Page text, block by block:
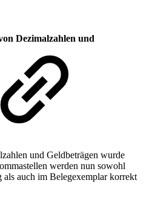
Dezimalzahlen und
und Geldbeträgen wurde
werden nun sowohl
als auch im Belegexemplar korrekt